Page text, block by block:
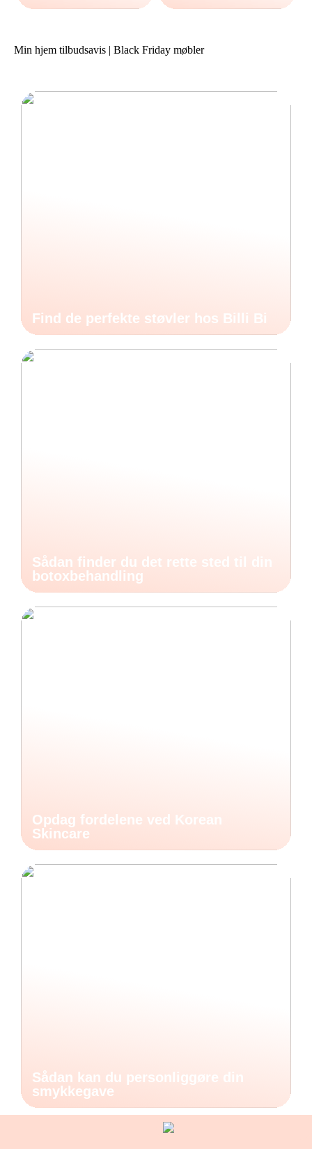
Min hjem tilbudsavis | Black Friday møbler
Find de perfekte støvler hos Billi Bi
Sådan finder du det rette sted til din
botoxbehandling
Opdag fordelene ved Korean
Skincare
Sådan kan du personliggøre din
smykkegave